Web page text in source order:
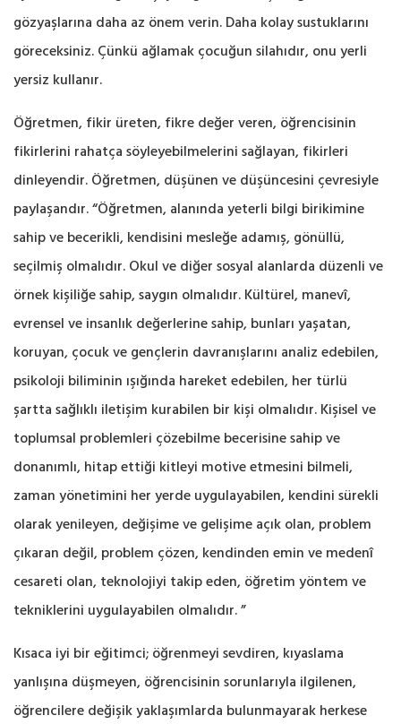
gözyaşlarına daha az önem verin. Daha kolay sustuklarını
göreceksiniz. Çünkü ağlamak çocuğun silahıdır, onu yerli
yersiz kullanır.
Öğretmen, fikir üreten, fikre değer veren, öğrencisinin
fikirlerini rahatça söyleyebilmelerini sağlayan, fikirleri
dinleyendir. Öğretmen, düşünen ve düşüncesini çevresiyle
paylaşandır. “Öğretmen, alanında yeterli bilgi birikimine
sahip ve becerikli, kendisini mesleğe adamış, gönüllü,
seçilmiş olmalıdır. Okul ve diğer sosyal alanlarda düzenli ve
örnek kişiliğe sahip, saygın olmalıdır. Kültürel, manevî,
evrensel ve insanlık değerlerine sahip, bunları yaşatan,
koruyan, çocuk ve gençlerin davranışlarını analiz edebilen,
psikoloji biliminin ışığında hareket edebilen, her türlü
şartta sağlıklı iletişim kurabilen bir kişi olmalıdır. Kişisel ve
toplumsal problemleri çözebilme becerisine sahip ve
donanımlı, hitap ettiği kitleyi motive etmesini bilmeli,
zaman yönetimini her yerde uygulayabilen, kendini sürekli
olarak yenileyen, değişime ve gelişime açık olan, problem
çıkaran değil, problem çözen, kendinden emin ve medenî
cesareti olan, teknolojiyi takip eden, öğretim yöntem ve
tekniklerini uygulayabilen olmalıdır. ”
Kısaca iyi bir eğitimci; öğrenmeyi sevdiren, kıyaslama
yanlışına düşmeyen, öğrencisinin sorunlarıyla ilgilenen,
öğrencilere değişik yaklaşımlarda bulunmayarak herkese